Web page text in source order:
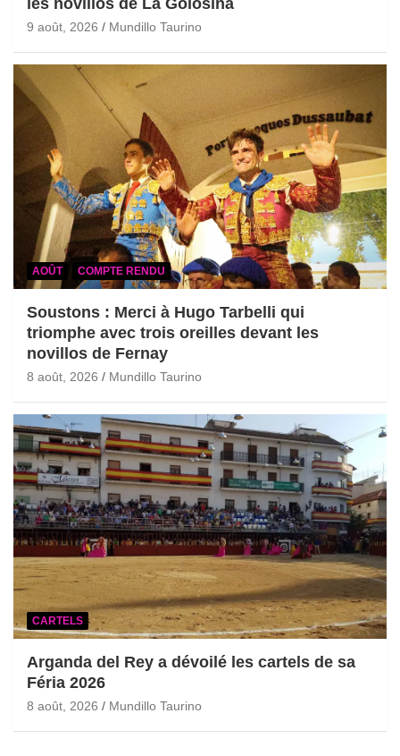
les novillos de La Golosina
9 août, 2026 Mundillo Taurino
AOÛT COMPTE RENDU
Soustons : Merci à Hugo Tarbelli qui
triomphe avec trois oreilles devant les
novillos de Fernay
8 août, 2026 Mundillo Taurino
CARTELS
Arganda del Rey a dévoilé les cartels de sa
Féria 2026
8 août, 2026 Mundillo Taurino